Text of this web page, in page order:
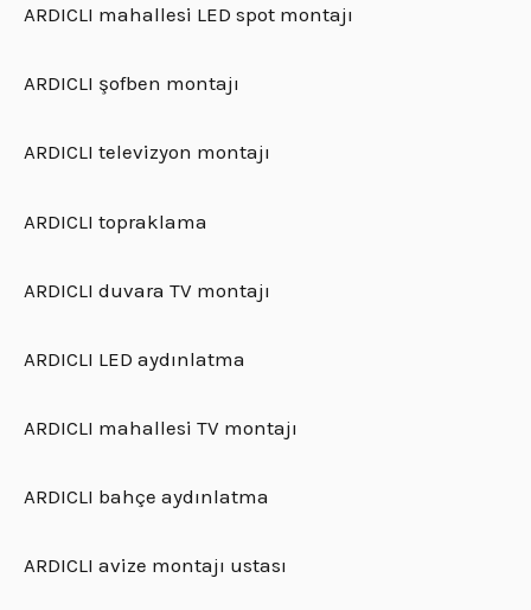
ARDICLI mahallesi LED spot montajı
ARDICLI şofben montajı
ARDICLI televizyon montajı
ARDICLI topraklama
ARDICLI duvara TV montajı
ARDICLI LED aydınlatma
ARDICLI mahallesi TV montajı
ARDICLI bahçe aydınlatma
ARDICLI avize montajı ustası